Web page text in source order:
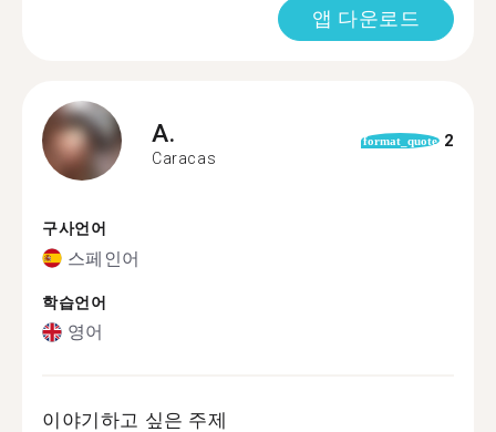
앱 다운로드
A.
Caracas
format_quote 2
구사언어
스페인어
학습언어
영어
이야기하고 싶은 주제